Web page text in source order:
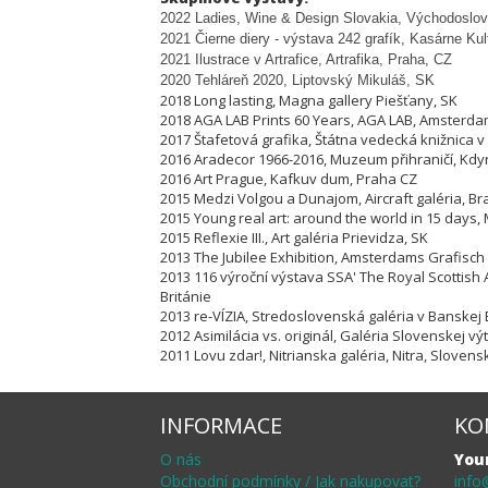
2022 Ladies, Wine & Design Slovakia,
2021 Čierne diery - výstava 242 grafík, Kasárne
2021 Ilustrace v Artrafice, Artrafika, Praha, CZ
2020 Tehláreň 2020, Liptovský Mikuláš, SK
2018 Long lasting, Magna gallery Piešťany, SK
2018 AGA LAB Prints 60 Years, AGA LAB,
2017 Štafetová grafika, Štátna vedecká knižnica v
2016 Aradecor 1966-2016, Muzeum přihraničí,
2016 Art Prague, Kafkuv dum, Praha CZ
2015 Medzi Volgou a Dunajom, Aircraft galéria,
2015 Young real art: around the world in 15 days,
2015 Reflexie III., Art galéria Prievidza, SK
2013 The Jubilee Exhibition, Amsterdams
2013 116 výroční výstava SSA' The Royal
Británie
2013 re-VÍZIA, Stredoslovenská galéria v Banskej
2012 Asimilácia vs. originál, Galéria Slovenskej
2011 Lovu zdar!, Nitrianska galéria, Nitra,
INFORMACE
O nás
Obchodní podmínky / Jak nakupovat?